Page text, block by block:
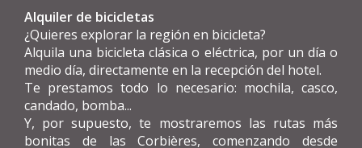
Alquiler de bicicletas
¿Quieres explorar la región en bicicleta?
Alquila una bicicleta clásica o eléctrica, por un día o
medio día, directamente en la recepción del hotel.
Te prestamos todo lo necesario: mochila, casco,
candado, bomba...
Y, por supuesto, te mostraremos las rutas más
bonitas de las Corbières, comenzando desde